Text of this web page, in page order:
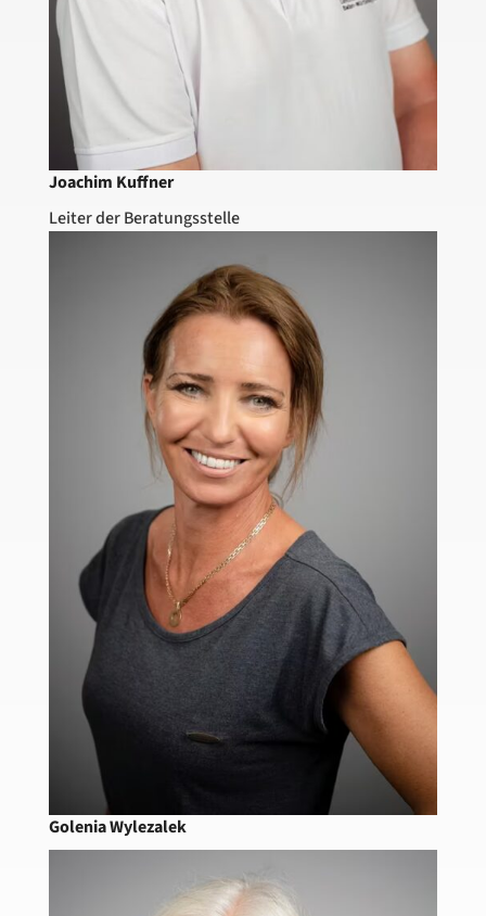
Joachim Kuffner
Leiter der Beratungsstelle
Golenia Wylezalek